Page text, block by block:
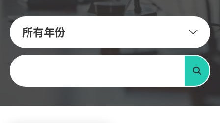
所有年份
关键字
搜寻